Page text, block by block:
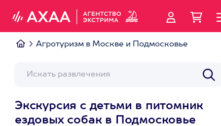
Агротуризм в Москве и Подмосковье
Экскурсия с детьми в питомник
ездовых собак в Подмосковье